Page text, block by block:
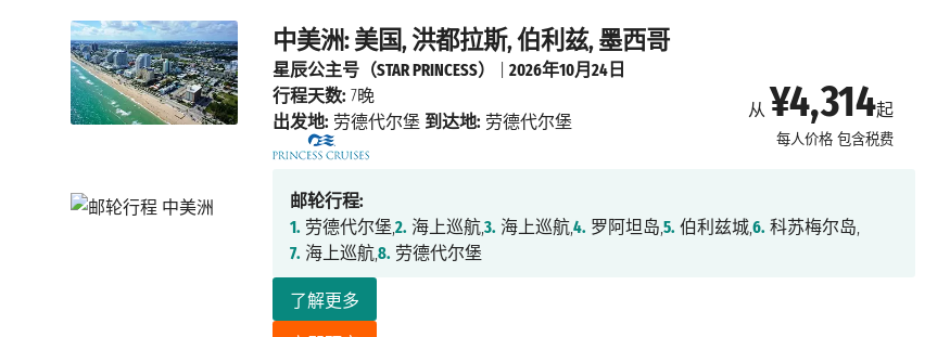
中美洲: 美国, 洪都拉斯, 伯利兹, 墨西哥
从 ¥4,314起
每人价格 包含税费
了解更多
星辰公主号（STAR PRINCESS） |2026年10月24日
行程天数: 7晚
出发地: 劳德代尔堡 到达地: 劳德代尔堡
邮轮行程:
1. 劳德代尔堡,2. 海上巡航,3. 海上巡航,4. 罗阿坦岛,5. 伯利兹城,6. 科苏梅尔岛,
7. 海上巡航,8. 劳德代尔堡